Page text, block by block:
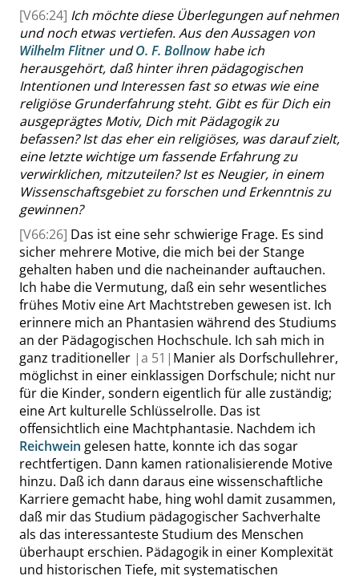
[V66:24] Ich möchte diese Überlegungen auf nehmen
und noch etwas vertiefen. Aus den Aussagen von
Wilhelm Flitner undO. F. Bollnowhabe ich
herausgehört, daß hinter ihren pädagogischen
Intentionen und Interessen fast so etwas wie eine
religiöse Grunderfahrung steht. Gibt es für Dich ein
ausgeprägtes Motiv, Dich mit Pädagogik zu
befassen?Ist das eher ein religiöses, was darauf zielt,
eine letzte wichtige um fassende Erfahrung zu
verwirklichen, mitzuteilen? Ist es Neugier, in einem
Wissenschaftsgebiet zu forschen und Erkenntnis zu
gewinnen?
[V66:26] Das ist eine sehr schwierige Frage. Es sind
sicher mehrere Motive, die mich bei der Stange
gehalten haben und die nacheinander auftauchen.
Ich habe die Vermutung, daß ein sehr wesentliches
frühes Motiv eine Art Machtstreben gewesen ist. Ich
erinnere mich an Phantasien während des Studiums
an der Pädagogischen Hochschule. Ich sah mich in
ganz traditioneller |a 51| Manier als Dorfschullehrer,
möglichst in einer einklassigen Dorfschule; nicht nur
für die Kinder, sondern eigentlich für alle zuständig;
eine Art kulturelle Schlüsselrolle. Das ist
offensichtlich eine Machtphantasie. Nachdem ich
Reichwein gelesen hatte, konnte ich das sogar
rechtfertigen. Dann kamen rationalisierende Motive
hinzu. Daß ich dann daraus eine wissenschaftliche
Karriere gemacht habe, hing wohl damit zusammen,
daß mir das Studium pädagogischer Sachverhalte
als das interessanteste Studium des Menschen
überhaupt erschien. Pädagogik in einer Komplexität
und historischen Tiefe, mit systematischen